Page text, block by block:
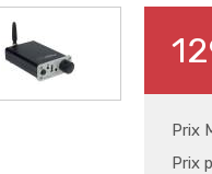
Prix
Prix